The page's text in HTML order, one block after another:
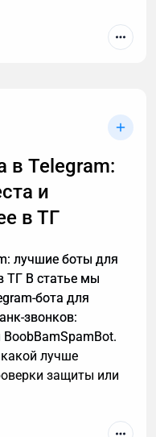
в текст,
договоренности
принцип
ее применения. А
в
в Telegram:
и
в ТГ
лучшие боты для
мы
бота для
звонков:
лучше
защиты или